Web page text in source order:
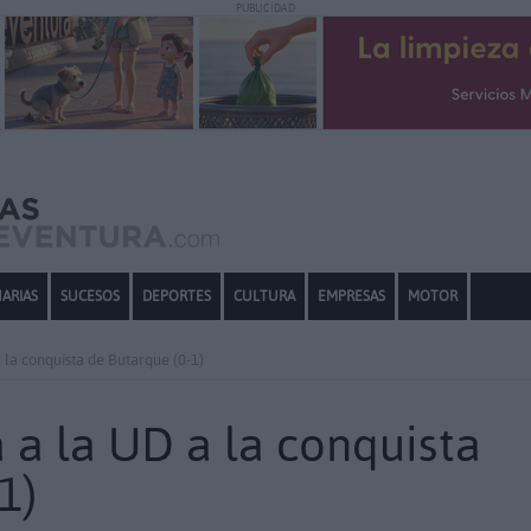
PUBLICIDAD
SUCESOS DEPORTES CULTURA EMPRESAS MOTOR
conquista de Butarque (0-1)
la UD a la conquista